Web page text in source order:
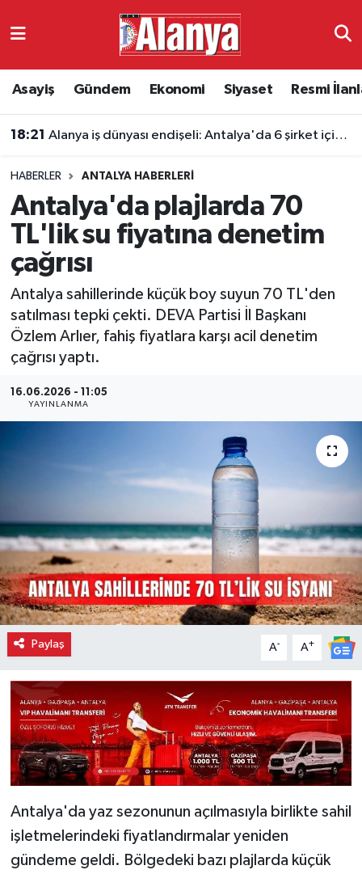
Asayiş Gündem Ekonomi Siyaset Resmi
18:21 Alanya iş dünyası endişeli: Antalya'da 6 şirket için konkordato kararı
HABERLER ANTALYA HABERLERI
Antalya'da plajlarda 70
TL'lik su fiyatına denetim
çağrısı
Antalya sahillerinde küçük boy suyun 70 TL'den
satılması tepki çekti. DEVA Partisi İl Başkanı
Özlem Arlıer, fahiş fiyatlara karşı acil denetim
çağrısı yaptı.
16.06.2026 - 11:05
YAYINLANMA
Paylaş A- A+
Antalya'da yaz sezonunun açılmasıyla birlikte sahil
işletmelerindeki fiyatlandırmalar yeniden
gündeme geldi. Bölgedeki bazı plajlarda küçük
Ekonomi
Resmi İlanlar
Alanyaspor
Turizm
E-Gazete
Antalya Namaz Vakitleri
Süper Lig Puan Durumu ve Fikstür
Tüm Manşetler
Son Dakika Haberleri
Haber Arşivi